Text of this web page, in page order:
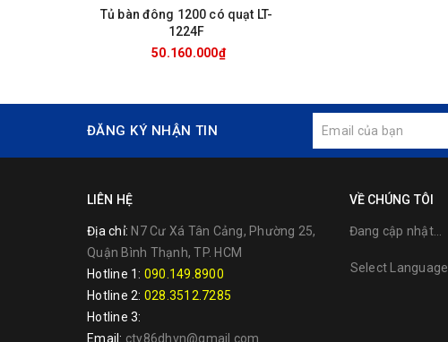
Tủ bàn đông 1200 có quạt LT-
1224F
50.160.000₫
ĐĂNG KÝ NHẬN TIN
LIÊN HỆ
Địa chỉ: N7 Cư Xá Tân Cảng, Phường 25,
Quận Bình Thạnh, TP. HCM
Hotline 1: 090.149.8900
Hotline 2: 028.3512.7285
Hotline 3:
Email: cty86dhvn@gmail.com
VỀ CHÚNG TÔI
Đang cập nhật...
Select Language